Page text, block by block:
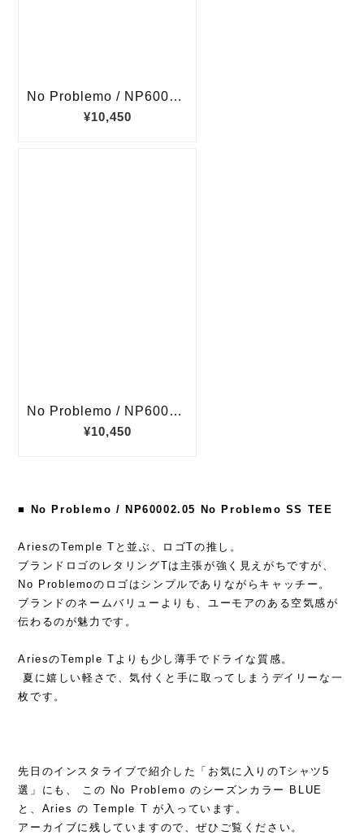
■ No Problemo / NP60002.05 No Problemo SS TEE
AriesのTemple Tと並ぶ、ロゴTの推し。
ブランドロゴのレタリングTは主張が強く見えがちですが、
No Problemoのロゴはシンプルでありながらキャッチー。
ブランドのネームバリューよりも、ユーモアのある空気感が
伝わるのが魅力です。
AriesのTemple Tよりも少し薄手でドライな質感。
夏に嬉しい軽さで、気付くと手に取ってしまうデイリーな一
枚です。
先日のインスタライブで紹介した「お気に入りのTシャツ5
選」にも、 この No Problemo のシーズンカラー BLUE
と、Aries の Temple T が入っています。
アーカイブに残していますので、ぜひご覧ください。